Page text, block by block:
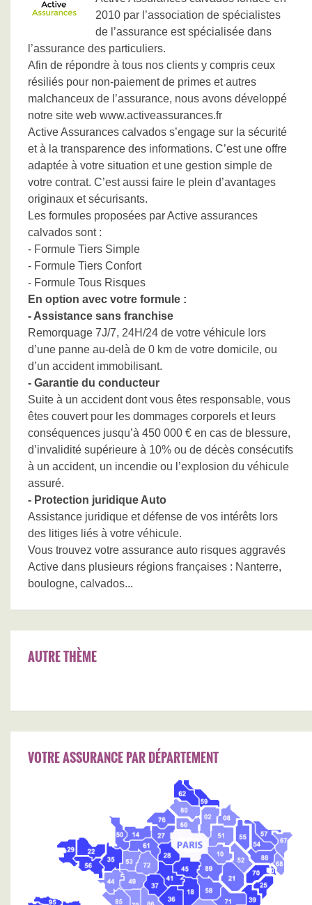
2010 par l’association de spécialistes
de l’assurance est spécialisée dans
l’assurance des particuliers.
Afin de répondre à tous nos clients y compris ceux
résiliés pour non-paiement de primes et autres
malchanceux de l’assurance, nous avons développé
notre site web www.activeassurances.fr
Active Assurances calvados s’engage sur la sécurité
et à la transparence des informations. C’est une offre
adaptée à votre situation et une gestion simple de
votre contrat. C’est aussi faire le plein d’avantages
originaux et sécurisants.
Les formules proposées par Active assurances
calvados sont :
- Formule Tiers Simple
- Formule Tiers Confort
- Formule Tous Risques
En option avec votre formule :
- Assistance sans franchise
Remorquage 7J/7, 24H/24 de votre véhicule lors
d’une panne au-delà de 0 km de votre domicile, ou
d’un accident immobilisant.
- Garantie du conducteur
Suite à un accident dont vous êtes responsable, vous
êtes couvert pour les dommages corporels et leurs
conséquences jusqu’à 450 000 € en cas de blessure,
d’invalidité supérieure à 10% ou de décès consécutifs
à un accident, un incendie ou l’explosion du véhicule
assuré.
- Protection juridique Auto
Assistance juridique et défense de vos intérêts lors
des litiges liés à votre véhicule.
Vous trouvez votre assurance auto risques aggravés
Active dans plusieurs régions françaises : Nanterre,
boulogne, calvados...
AUTRE THÈME
VOTRE ASSURANCE PAR DÉPARTEMENT